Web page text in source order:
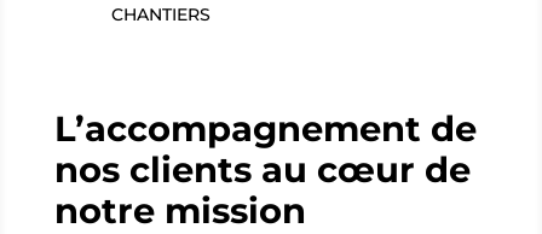
CHANTIERS
L’accompagnement de
nos clients au cœur de
notre mission